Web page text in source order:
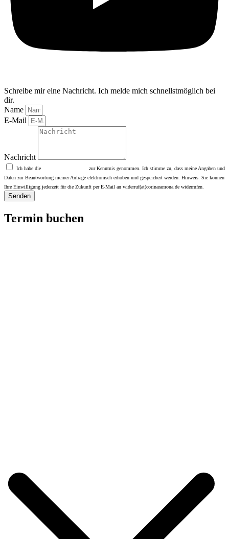
Schreibe mir eine Nachricht. Ich melde mich schnellstmöglich bei
dir.
Name
E-Mail
Nachricht
Ich habe die
zur Kenntnis genommen. Ich stimme zu, dass meine Angaben und
Daten zur Beantwortung meiner Anfrage elektronisch erhoben und gespeichert werden. Hinweis: Sie können
Ihre Einwilligung jederzeit für die Zukunft per E-Mail an widerruf(at)corinaramona.de widerrufen.
Senden
Termin buchen